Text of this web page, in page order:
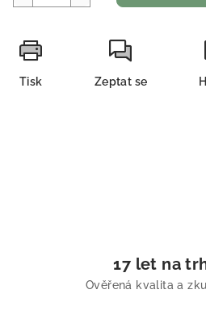
Tisk Zeptat se
17 let na
Ověřená kvalita a